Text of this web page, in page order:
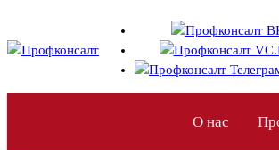
содержимому
О нас